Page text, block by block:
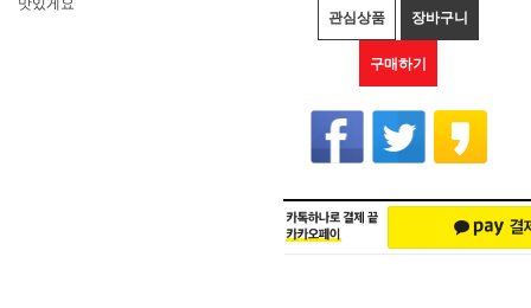
관심상품 장바구니
구매하기